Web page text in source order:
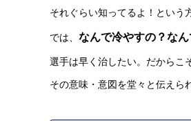
それぐらい知ってるよ！という
では、 なんで冷やすの？な
選手は早く治したい。だからこ
その意味・意図を堂々と伝えら